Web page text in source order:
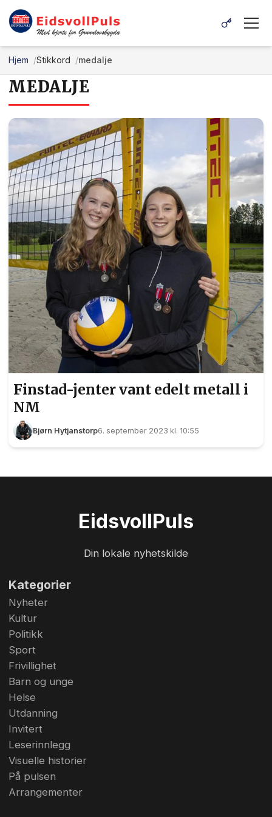
Hjem Stikkord medalje
MEDALJE
Finstad-jenter vant edelt metall i
NM
Bjørn Hytjanstorp6. september 2023 kl. 10:55
EidsvollPuls
Din lokale nyhetskilde
Kategorier
Nyheter
Kultur
Politikk
Sport
Frivillighet
Barn og unge
Helse
Utdanning
Invitert
Leserinnlegg
Visuelle historier
På pulsen
Arrangementer